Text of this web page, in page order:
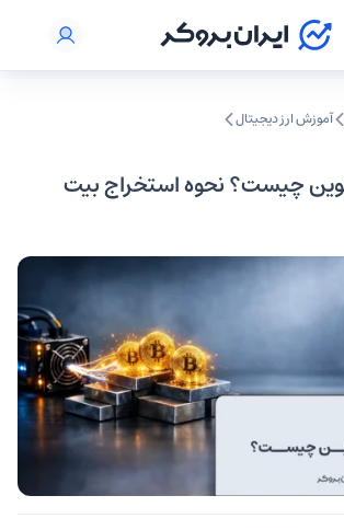
آموزش ارز دیجیتال
چیست؟ نحوه استخراج بیت